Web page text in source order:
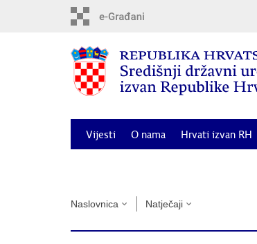
Vijesti O nama Hrvati izvan RH
Naslovnica Natječaji